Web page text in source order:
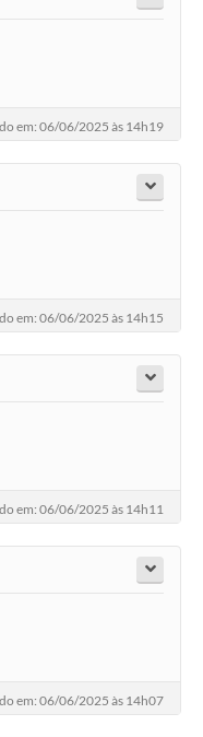
em: 06/06/2025 às 14h19
em: 06/06/2025 às 14h15
em: 06/06/2025 às 14h11
em: 06/06/2025 às 14h07